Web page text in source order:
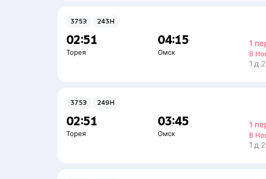
375Э 243Н
02:51
Торея
04:15
Омск
1
В
1 д
375Э 249Н
02:51
Торея
03:45
Омск
1
В
1 д